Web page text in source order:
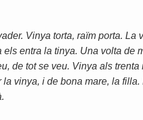
Vinya torta, raïm porta. La
entra la tinya. Una volta de
de tot se veu. Vinya als
vinya, i de bona mare, la